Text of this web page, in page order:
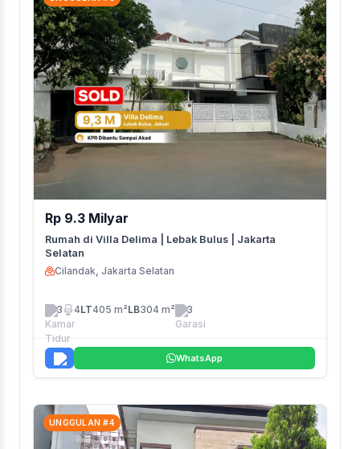
Rp 9.3 Milyar
Rumah di Villa Delima | Lebak Bulus | Jakarta
Selatan
Cilandak, Jakarta Selatan
3 4LT405 m²LB304 m² 3
WhatsApp
UNGGULAN #4